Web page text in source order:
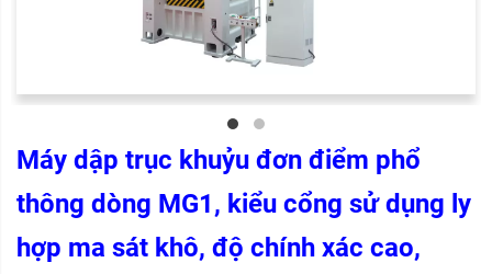
Máy dập trục khuỷu đơn điểm phổ
thông dòng MG1, kiểu cổng sử dụng ly
hợp ma sát khô, độ chính xác cao,